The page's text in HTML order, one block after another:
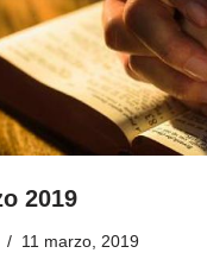
2019
11 marzo, 2019